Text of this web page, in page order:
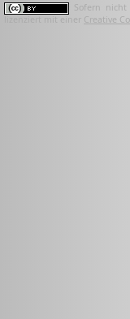
Sofern
lizenziert mit einer Creative